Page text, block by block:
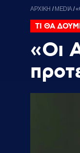
ΑΡΧΙΚΗ / MEDIA/
ΤΙ ΘΑ
«Οι